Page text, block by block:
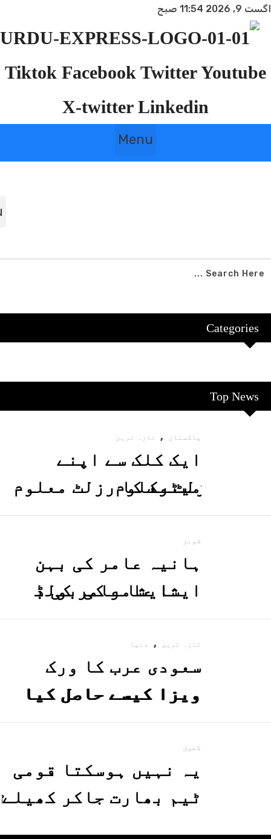
11:54 صبح
Tiktok Facebook Twitter
X-twitter Linkedin
Menu
Categories
Top News
پاکستان, تازہ ترین
ایک کلک سے اپنے
میٹرک کا رزلٹ معلوم
کریں
شوبز
ہانیہ عامر کی بہن
ایشا عامر کی بولڈ
تصاویر وائرل ہو گئیں
تازہ ترین , دنیا
سعودی عرب کا ورک
ویزا کیسے حاصل کیا
جاسکتا ہے؟جانیے
کھیل
یہ نہیں ہوسکتا قومی
ٹیم بھارت جاکر کھیلے